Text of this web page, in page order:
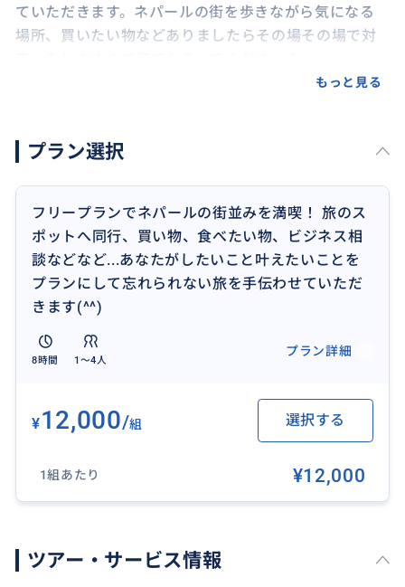
ていただきます。ネパールの街を歩きながら気になる
場所、買いたい物などありましたらその場その場で対
ガイドの内容としては、基本的に案内、翻訳を行いま
くまでも日本で提供されている企業(BuymaTravel)で
うスタンスでやっていること、それが前提になっており
ますことをご理解いただけると幸いです。
言語は日本語、ネパール語、英語対応可能です。
なんといってもメリットは主人がネパール人なので、外
国人(旅行者)として”ぼったくり”(これが多いんです)な
ど過剰請求にあうことがなく安心して旅ができます。
ビジネスの目的で訪れる方も大歓迎でご一緒にお手伝
いさせていただきます。
プロのガイドではないですが、だからこそリーズナブ
ルで様々な対応をさせていただきますのでまずは気軽
(※現地の人のプロガイドだとお店と提携してお金を水
増しされることもありますので要注意です！)
もっと見る
プラン選択
フリープランでネパールの街並みを満喫！ 旅のス
ポットへ同行、買い物、食べたい物、ビジネス相
談などなど...あなたがしたいこと叶えたいことを
プランにして忘れられない旅を手伝わせていただ
きます(^^)
8時間 1〜4人
プラン詳細
¥12,000/組 選択する
1組あたり ¥12,000
ツアー・サービス情報